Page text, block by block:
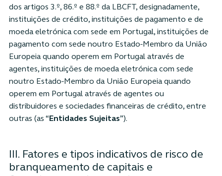
dos artigos 3.º, 86.º e 88.º da LBCFT, designadamente,
instituições de crédito, instituições de pagamento e de
moeda eletrónica com sede em Portugal, instituições de
pagamento com sede noutro Estado-Membro da União
Europeia quando operem em Portugal através de
agentes, instituições de moeda eletrónica com sede
noutro Estado-Membro da União Europeia quando
operem em Portugal através de agentes ou
distribuidores e sociedades financeiras de crédito, entre
outras (as “Entidades Sujeitas”).
III. Fatores e tipos indicativos de risco de
branqueamento de capitais e